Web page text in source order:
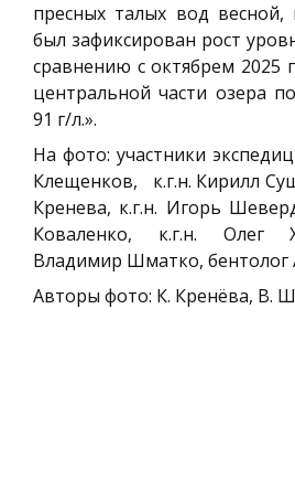
пресных талых вод весной,
был зафиксирован рост
сравнению с октябрем 2025
центральной части озера
91 г/л.».
На фото: участники
Клещенков, к.г.н. Кирилл
Кренева, к.г.н. Игорь
Коваленко, к.г.н. Олег
Владимир Шматко, бентолог
Авторы фото: К. Кренёва, В.